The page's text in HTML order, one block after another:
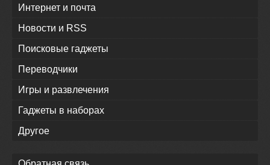
Интернет и почта
Новости и RSS
Поисковые гаджеты
Переводчики
Игры и развлечения
Гаджеты в наборах
Другое